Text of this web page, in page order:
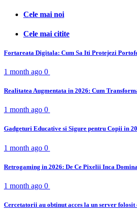
Cele mai noi
Cele mai citite
Fortareata Digitala: Cum Sa Iti Protejezi
1 month ago 0
Realitatea Augmentata in 2026: Cum
1 month ago 0
Gadgeturi Educative si Sigure pentru Copii in
1 month ago 0
Retrogaming in 2026: De Ce Pixelii Inca
1 month ago 0
Cercetatorii au obtinut acces la un server